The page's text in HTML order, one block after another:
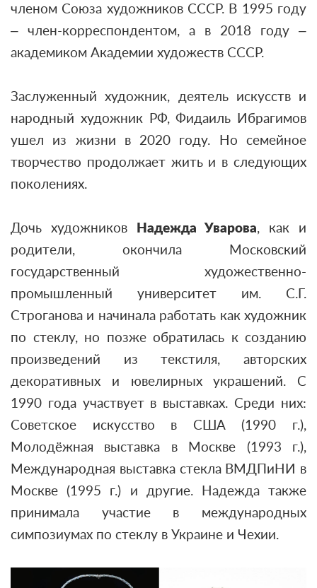
членом Союза художников СССР. В 1995 году
– член-корреспондентом, а в 2018 году –
академиком Академии художеств СССР.
Заслуженный художник, деятель искусств и
народный художник РФ, Фидаиль Ибрагимов
ушел из жизни в 2020 году. Но семейное
творчество продолжает жить и в следующих
поколениях.
Дочь художников Надежда Уварова, как и
родители, окончила Московский
государственный художественно-
промышленный университет им. С.Г.
Строганова и начинала работать как художник
по стеклу, но позже обратилась к созданию
произведений из текстиля, авторских
декоративных и ювелирных украшений. С
1990 года участвует в выставках. Среди них:
Советское искусство в США (1990 г.),
Молодёжная выставка в Москве (1993 г.),
Международная выставка стекла ВМДПиНИ в
Москве (1995 г.) и другие. Надежда также
принимала участие в международных
симпозиумах по стеклу в Украине и Чехии.